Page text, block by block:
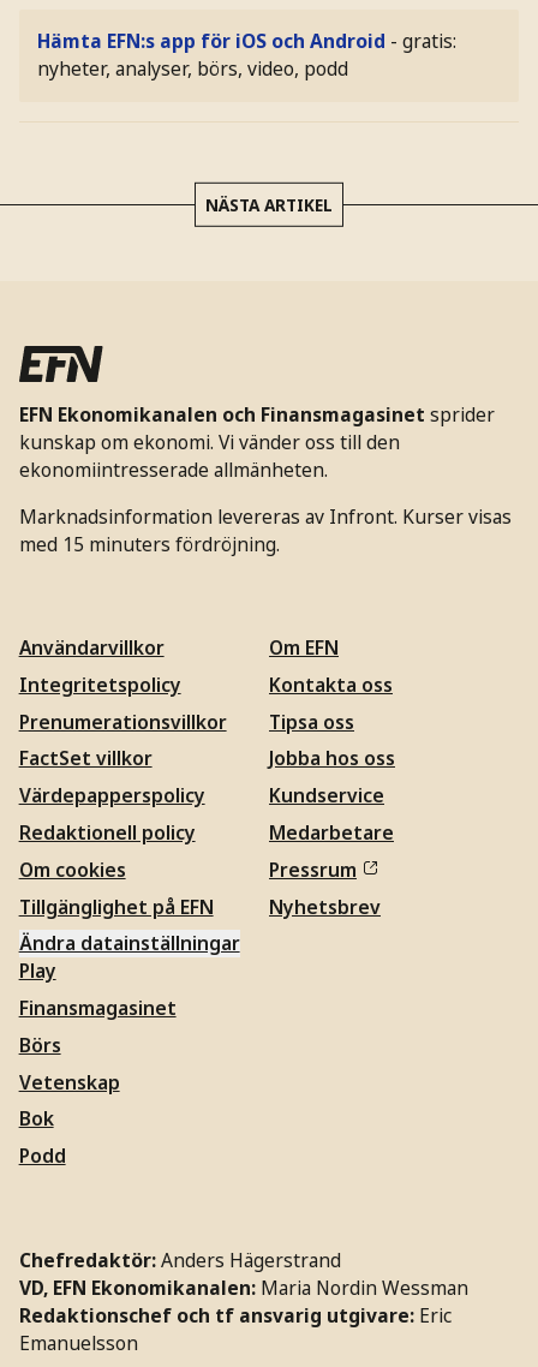
Hämta EFN:s app för iOS och Android - gratis:
nyheter, analyser, börs, video, podd
NÄSTA ARTIKEL
EFN Ekonomikanalen och Finansmagasinet sprider
kunskap om ekonomi. Vi vänder oss till den
ekonomiintresserade allmänheten.
Marknadsinformation levereras av Infront. Kurser visas
med 15 minuters fördröjning.
Användarvillkor
Integritetspolicy
Prenumerationsvillkor
FactSet villkor
Värdepapperspolicy
Redaktionell policy
Om cookies
Tillgänglighet på EFN
Ändra datainställningar
Om EFN
Kontakta oss
Tipsa oss
Jobba hos oss
Kundservice
Medarbetare
Pressrum
Nyhetsbrev
Play
Finansmagasinet
Börs
Vetenskap
Bok
Podd
Chefredaktör:Anders Hägerstrand
VD, EFN Ekonomikanalen: Maria Nordin Wessman
Redaktionschef och tf ansvarig utgivare: Eric
Emanuelsson